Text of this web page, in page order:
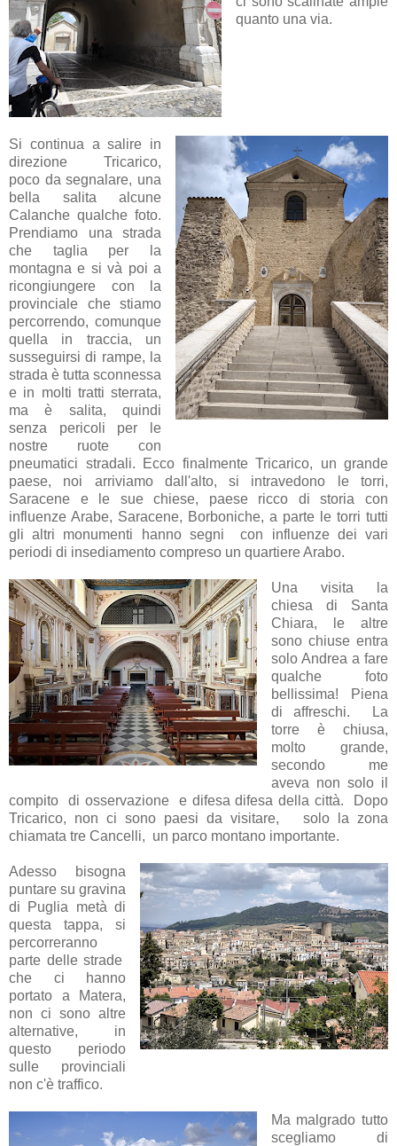
quanto una via.
Si continua a salire in
direzione Tricarico,
poco da segnalare, una
bella salita alcune
Calanche qualche foto.
Prendiamo una strada
che taglia per la
montagna e si và poi a
ricongiungere con la
provinciale che stiamo
percorrendo, comunque
quella in traccia, un
susseguirsi di rampe, la
strada è tutta sconnessa
e in molti tratti sterrata,
ma è salita, quindi
senza pericoli per le
nostre ruote con
pneumatici stradali. Ecco finalmente Tricarico, un grande
paese, noi arriviamo dall'alto, si intravedono le torri,
Saracene e le sue chiese, paese ricco di storia con
influenze Arabe, Saracene, Borboniche, a parte le torri tutti
gli altri monumenti hanno segni con influenze dei vari
periodi di insediamento compreso un quartiere Arabo.
Una visita la
chiesa di Santa
Chiara, le altre
sono chiuse entra
solo Andrea a fare
qualche foto
bellissima! Piena
di affreschi. La
torre è chiusa,
molto grande,
secondo me
aveva non solo il
compito di osservazione e difesa difesa della città. Dopo
Tricarico, non ci sono paesi da visitare, solo la zona
chiamata tre Cancelli, un parco montano importante.
Adesso bisogna
puntare su gravina
di Puglia metà di
questa tappa, si
percorreranno
parte delle strade
che ci hanno
portato a Matera,
non ci sono altre
alternative, in
questo periodo
sulle provinciali
non c'è traffico.
Ma malgrado tutto
scegliamo di